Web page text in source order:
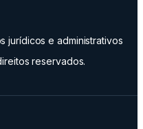
jurídicos e administrativos
reservados.